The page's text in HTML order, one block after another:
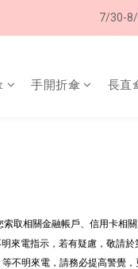
加入
7/30-8/
手開折傘 長直
取相關金融帳戶、信用卡相
來電指示，若有疑慮，敬請於
不明來電，請務必提高警覺